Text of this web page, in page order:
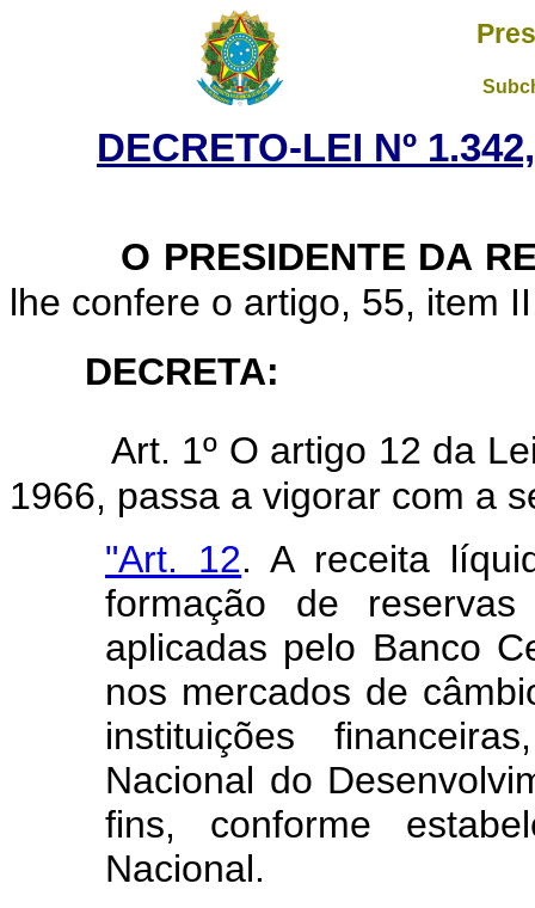
DECRETO-LEI Nº
O PRESIDENTE DA
lhe confere o artigo, 55, item
DECRETA:
Art. 1º O artigo 12 da
1966, passa a vigorar com a
"Art. 12. A receita
formação de
aplicadas pelo Banco
nos mercados de
instituições
Nacional do
fins, conforme
Nacional.